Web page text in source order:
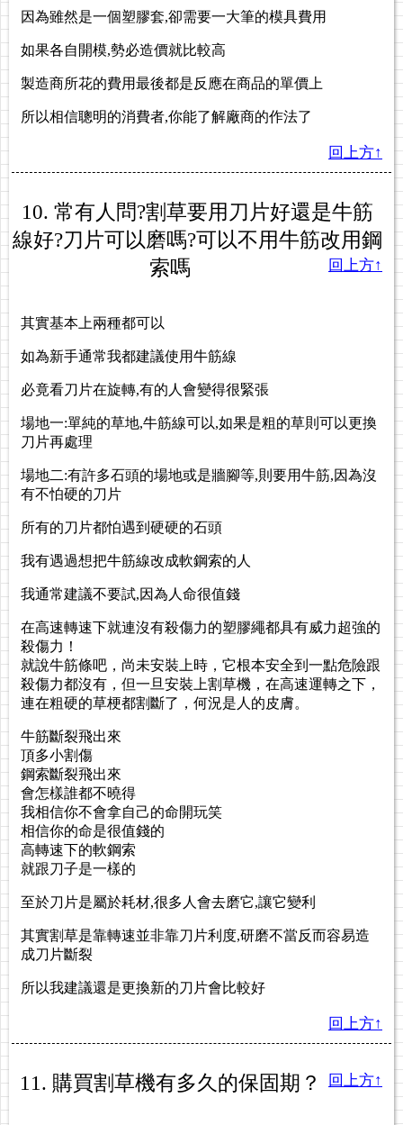
因為雖然是一個塑膠套,卻需要一大筆的模具費用
如果各自開模,勢必造價就比較高
製造商所花的費用最後都是反應在商品的單價上
所以相信聰明的消費者,你能了解廠商的作法了
回上方↑
10. 常有人問?割草要用刀片好還是牛筋
線好?刀片可以磨嗎?可以不用牛筋改用鋼
索嗎
回上方↑
其實基本上兩種都可以
如為新手通常我都建議使用牛筋線
必竟看刀片在旋轉,有的人會變得很緊張
場地一:單純的草地,牛筋線可以,如果是粗的草則可以更換
刀片再處理
場地二:有許多石頭的場地或是牆腳等,則要用牛筋,因為沒
有不怕硬的刀片
所有的刀片都怕遇到硬硬的石頭
我有遇過想把牛筋線改成軟鋼索的人
我通常建議不要試,因為人命很值錢
在高速轉速下就連沒有殺傷力的塑膠繩都具有威力超強的
殺傷力！
就說牛筋條吧，尚未安裝上時，它根本安全到一點危險跟
殺傷力都沒有，但一旦安裝上割草機，在高速運轉之下，
連在粗硬的草梗都割斷了，何況是人的皮膚。
牛筋斷裂飛出來
頂多小割傷
鋼索斷裂飛出來
會怎樣誰都不曉得
我相信你不會拿自己的命開玩笑
相信你的命是很值錢的
高轉速下的軟鋼索
就跟刀子是一樣的
至於刀片是屬於耗材,很多人會去磨它,讓它變利
其實割草是靠轉速並非靠刀片利度,研磨不當反而容易造
成刀片斷裂
所以我建議還是更換新的刀片會比較好
回上方↑
11. 購買割草機有多久的保固期？ 回上方↑